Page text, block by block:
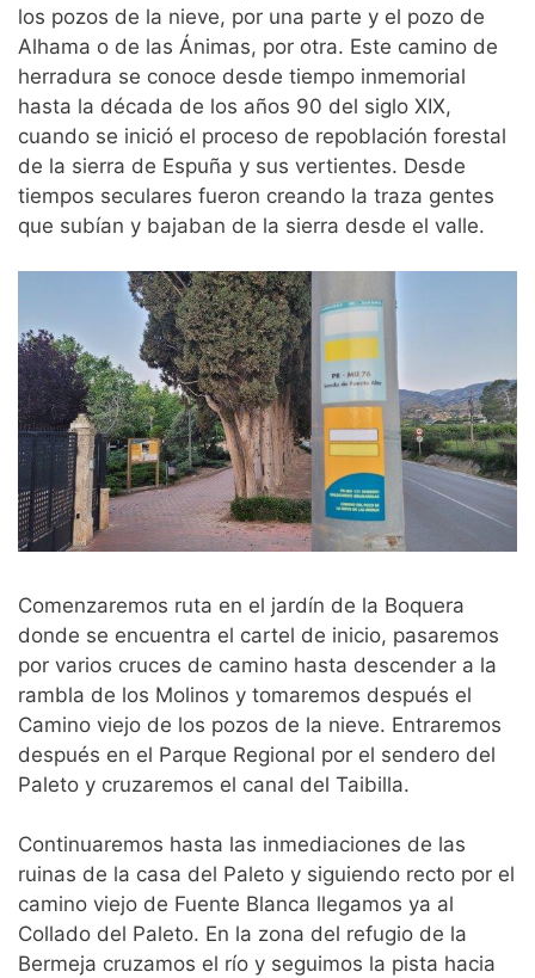
los pozos de la nieve, por una parte y el pozo de
Alhama o de las Ánimas, por otra. Este camino de
herradura se conoce desde tiempo inmemorial
hasta la década de los años 90 del siglo XIX,
cuando se inició el proceso de repoblación forestal
de la sierra de Espuña y sus vertientes. Desde
tiempos seculares fueron creando la traza gentes
que subían y bajaban de la sierra desde el valle.
Comenzaremos ruta en el jardín de la Boquera
donde se encuentra el cartel de inicio, pasaremos
por varios cruces de camino hasta descender a la
rambla de los Molinos y tomaremos después el
Camino viejo de los pozos de la nieve. Entraremos
después en el Parque Regional por el sendero del
Paleto y cruzaremos el canal del Taibilla.
Continuaremos hasta las inmediaciones de las
ruinas de la casa del Paleto y siguiendo recto por el
camino viejo de Fuente Blanca llegamos ya al
Collado del Paleto. En la zona del refugio de la
Bermeja cruzamos el río y seguimos la pista hacia